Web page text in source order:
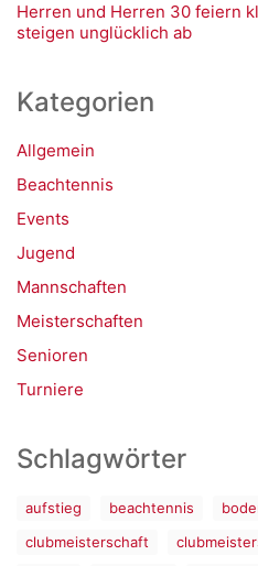
Herren und Herren 30 feiern
steigen unglücklich ab
Kategorien
Allgemein
Beachtennis
Events
Jugend
Mannschaften
Meisterschaften
Senioren
Turniere
Schlagwörter
aufstieg beachtennis
clubmeisterschaft